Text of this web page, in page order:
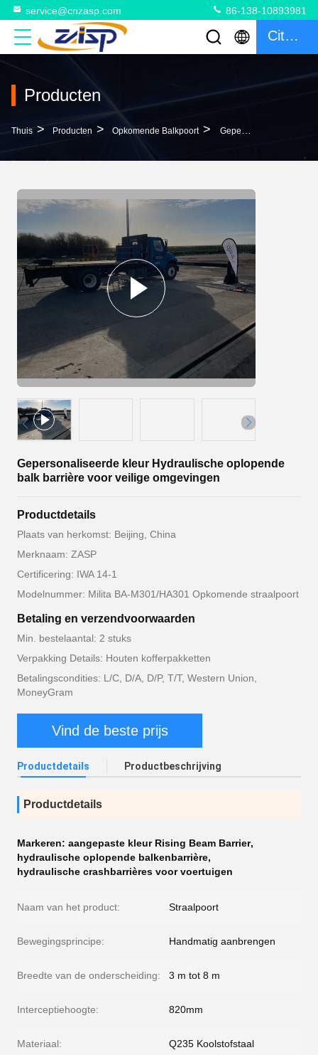
service@cnzasp.com 86-138-10893981
Citaat
Producten
Thuis > Producten > Opkomende Balkpoort > Gepersonaliseerde Kleur Hydraulische Oplopende Balk Barrière Voor Veilige Omgevingen
Gepersonaliseerde kleur Hydraulische oplopende
balk barrière voor veilige omgevingen
Productdetails
Plaats van herkomst: Beijing, China
Merknaam: ZASP
Certificering: IWA 14-1
Modelnummer: Milita BA-M301/HA301 Opkomende straalpoort
Betaling en verzendvoorwaarden
Min. bestelaantal: 2 stuks
Verpakking Details: Houten kofferpakketten
Betalingscondities: L/C, D/A, D/P, T/T, Western Union,
MoneyGram
Vind de beste prijs
Productdetails Productbeschrijving
Productdetails
Markeren: aangepaste kleur Rising Beam Barrier,
hydraulische oplopende balkenbarrière,
hydraulische crashbarrières voor voertuigen
Naam van het product: Straalpoort
Bewegingsprincipe: Handmatig aanbrengen
Breedte van de onderscheiding: 3 m tot 8 m
Interceptiehoogte: 820mm
Materiaal: Q235 Koolstofstaal